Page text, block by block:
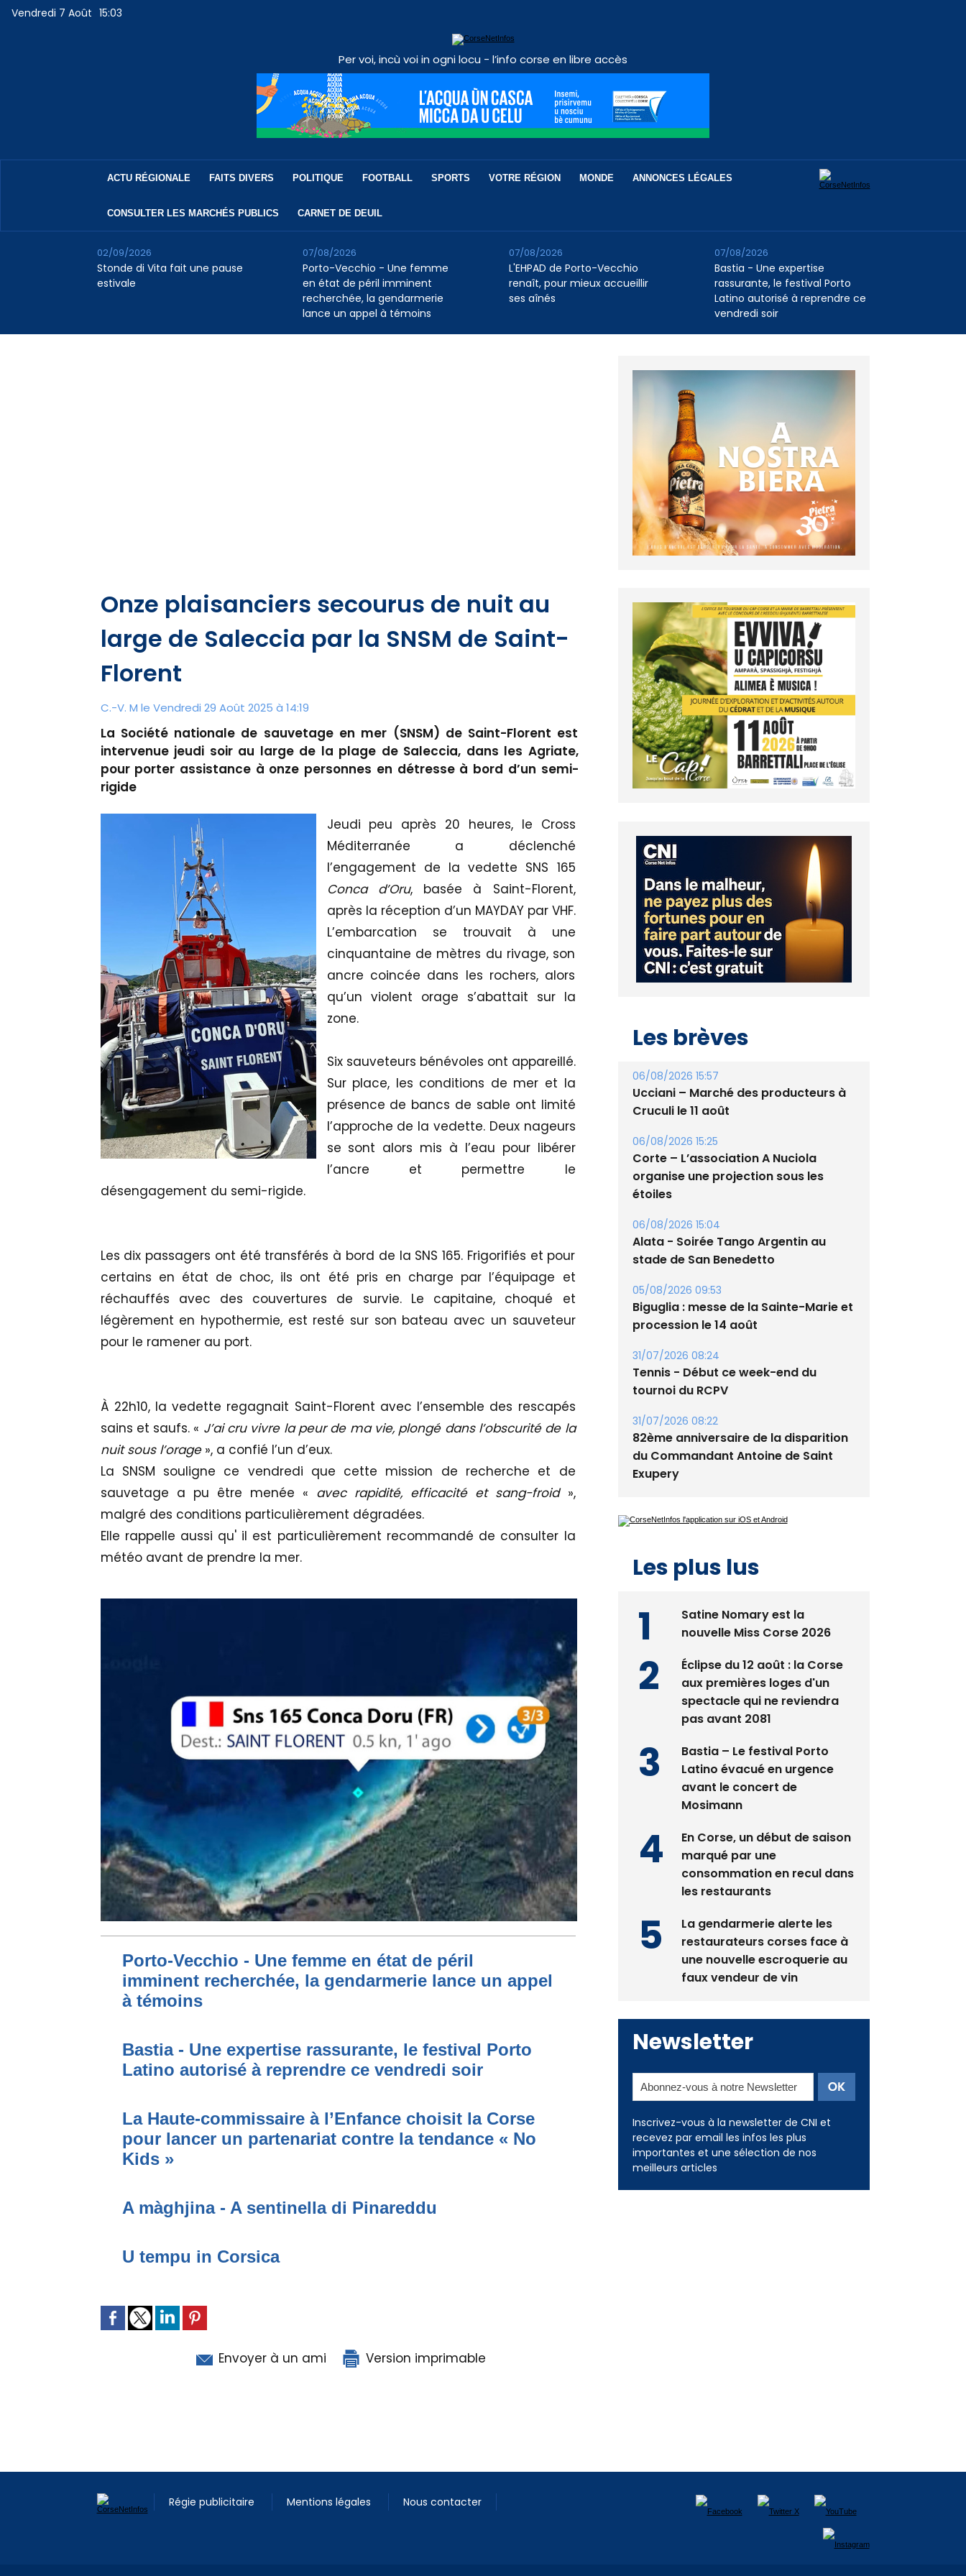
Vendredi 7 Août 15:03
Per voi, incù voi in ogni locu - l’info corse en libre accès
ACTU RÉGIONALE FAITS DIVERS POLITIQUE FOOTBALL SPORTS VOTRE RÉGION MONDE ANNONCES LÉGALES
CONSULTER LES MARCHÉS PUBLICS CARNET DE DEUIL
Stonde di Vita fait une pause
estivale
02/09/2026
Porto-Vecchio - Une femme
en état de péril imminent
recherchée, la gendarmerie
lance un appel à témoins
07/08/2026
L'EHPAD de Porto-Vecchio
renaît, pour mieux accueillir
ses aînés
07/08/2026
Bastia - Une expertise
rassurante, le festival Porto
Latino autorisé à reprendre ce
vendredi soir
07/08/2026
Onze plaisanciers secourus de nuit au
large de Saleccia par la SNSM de Saint-
Florent
C.-V. M le Vendredi 29 Août 2025 à 14:19
La Société nationale de sauvetage en mer (SNSM) de Saint-Florent est
intervenue jeudi soir au large de la plage de Saleccia, dans les Agriate,
pour porter assistance à onze personnes en détresse à bord d’un semi-
rigide
Jeudi peu après 20 heures, le Cross
Méditerranée a déclenché
l’engagement de la vedette SNS 165
Conca d’Oru, basée à Saint-Florent,
après la réception d’un MAYDAY par VHF.
L’embarcation se trouvait à une
cinquantaine de mètres du rivage, son
ancre coincée dans les rochers, alors
qu’un violent orage s’abattait sur la
zone.
Six sauveteurs bénévoles ont appareillé.
Sur place, les conditions de mer et la
présence de bancs de sable ont limité
l’approche de la vedette. Deux nageurs
se sont alors mis à l’eau pour libérer
l’ancre et permettre le
désengagement du semi-rigide.
Les dix passagers ont été transférés à bord de la SNS 165. Frigorifiés et pour
certains en état de choc, ils ont été pris en charge par l’équipage et
réchauffés avec des couvertures de survie. Le capitaine, choqué et
légèrement en hypothermie, est resté sur son bateau avec un sauveteur
pour le ramener au port.
À 22h10, la vedette regagnait Saint-Florent avec l’ensemble des rescapés
sains et saufs. « J’ai cru vivre la peur de ma vie, plongé dans l’obscurité de la
nuit sous l’orage », a confié l’un d’eux.
La SNSM souligne ce vendredi que cette mission de recherche et de
sauvetage a pu être menée « avec rapidité, efficacité et sang-froid »,
malgré des conditions particulièrement dégradées.
Elle rappelle aussi qu' il est particulièrement recommandé de consulter la
météo avant de prendre la mer.
Porto-Vecchio - Une femme en état de péril
imminent recherchée, la gendarmerie lance un appel
à témoins
Bastia - Une expertise rassurante, le festival Porto
Latino autorisé à reprendre ce vendredi soir
La Haute-commissaire à l’Enfance choisit la Corse
pour lancer un partenariat contre la tendance « No
Kids »
A màghjina - A sentinella di Pinareddu
U tempu in Corsica
Envoyer à un ami Version imprimable
Les brèves
06/08/2026 15:57
Cruculi le 11 août
06/08/2026 15:25
Corte – L’association A Nuciola
étoiles
06/08/2026 15:04
stade de San Benedetto
05/08/2026 09:53
procession le 14 août
31/07/2026 08:24
tournoi du RCPV
31/07/2026 08:22
82ème anniversaire de la disparition
nouvelle Miss Corse 2026
Éclipse du 12 août : la Corse
aux premières loges d'un
pas avant 2081
Bastia – Le festival Porto
Latino évacué en urgence
Mosimann
En Corse, un début de saison
marqué par une
les restaurants
La gendarmerie alerte les
restaurateurs corses face à
Newsletter
Inscrivez-vous à la newsletter de CNI et
recevez par email les infos les plus
Régie publicitaire Mentions légales Nous contacter